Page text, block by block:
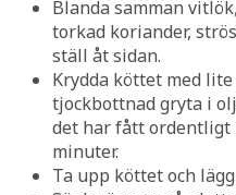
Blanda samman
torkad koriander,
ställ åt sidan.
Krydda köttet med
tjockbottnad gryta i
det har fått ordentligt
minuter.
Ta upp köttet och